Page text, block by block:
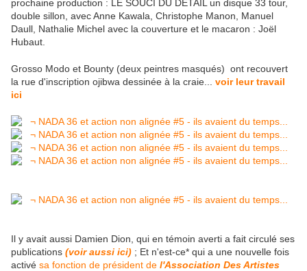
prochaine production : LE SOUCI DU DETAIL un disque 33 tour,
double sillon, avec Anne Kawala, Christophe Manon, Manuel
Daull, Nathalie Michel avec la couverture et le macaron : Joël
Hubaut.
Grosso Modo et Bounty (deux peintres masqués) ont recouvert
la rue d'inscription ojibwa dessinée à la craie... voir leur travail
ici
Il y avait aussi Damien Dion, qui en témoin averti a fait circulé ses
publications (voir aussi ici) ; Et n'est-ce* qui a une nouvelle fois
activé sa fonction de président de l'Association Des Artistes